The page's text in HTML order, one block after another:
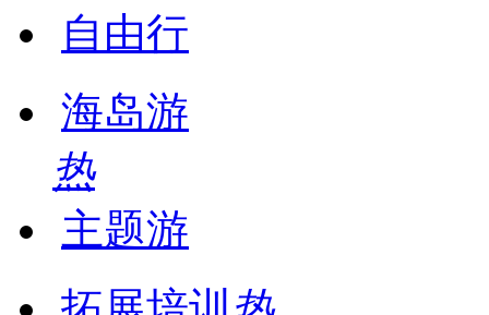
自由行
海岛游
热
主题游